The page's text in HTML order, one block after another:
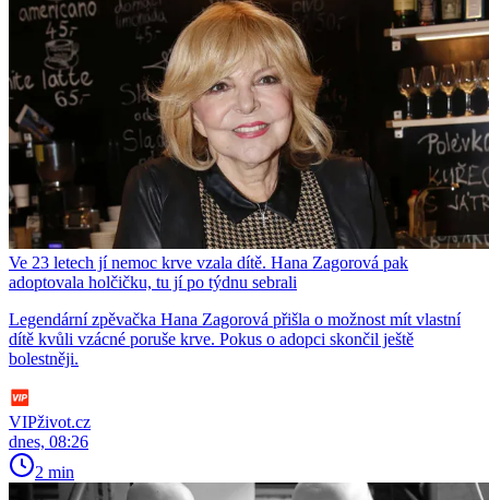
Ve 23 letech jí nemoc krve vzala dítě. Hana Zagorová pak
adoptovala holčičku, tu jí po týdnu sebrali
Legendární zpěvačka Hana Zagorová přišla o možnost mít vlastní
dítě kvůli vzácné poruše krve. Pokus o adopci skončil ještě
bolestněji.
VIPživot.cz
dnes, 08:26
2 min